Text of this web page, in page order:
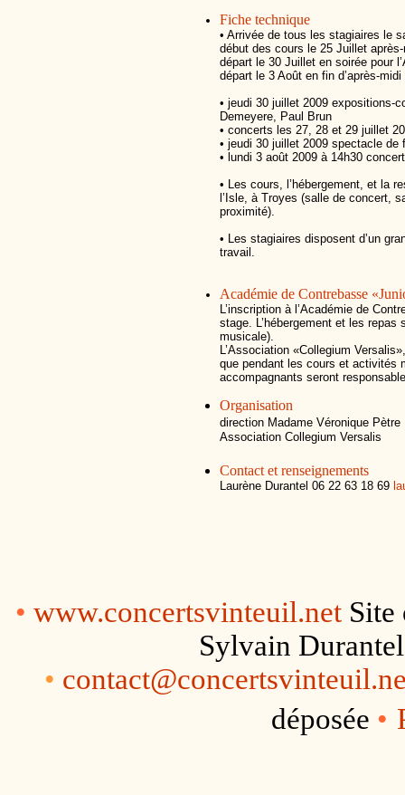
Fiche technique
• Arrivée de tous les stagiaires le
début des cours le 25 Juillet
départ le 30 Juillet en soirée pour
départ le 3 Août en fin d’après-
• jeudi 30 juillet 2009 expositions-
Demeyere, Paul Brun
• concerts les 27, 28 et 29 juillet
• jeudi 30 juillet 2009 spectacle de
• lundi 3 août 2009 à 14h30
• Les cours, l’hébergement, et la
l’Isle, à Troyes (salle de concert,
proximité).
• Les stagiaires disposent d’un
travail.
Académie de Contrebasse
L’inscription à l’Académie de
stage. L’hébergement et les
musicale).
L’Association «Collegium
que pendant les cours et activités
accompagnants seront
Organisation
direction Madame Véronique Pètre
Association Collegium Versalis
Contact et renseignements
Laurène Durantel 06 22 63 18 69
• www.concertsvinteuil.net
Sylvain
•
déposée •